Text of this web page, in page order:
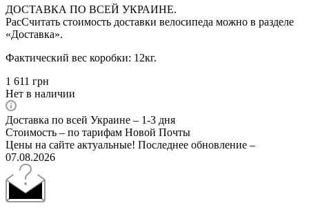
ДОСТАВКА ПО ВСЕЙ УКРАИНЕ.
РасСчитать стоимость доставки велосипеда можно в разделе
«Доставка».
Фактический вес коробки: 12кг.
1 611 грн
Нет в наличии
Доставка по всей Украине – 1-3 дня
Стоимость – по тарифам Новой Почты
Цены на сайте актуальные! Последнее обновление –
07.08.2026